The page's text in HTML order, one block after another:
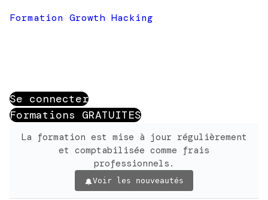
Formation Growth Hacking
Se connecter
Formations GRATUITES
La formation est mise à jour régulièrement
et comptabilisée comme frais
professionnels.
Voir les nouveautés